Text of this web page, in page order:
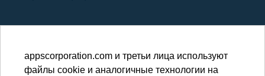
appscorporation.com и третьи лица используют
файлы cookie и аналогичные технологии на